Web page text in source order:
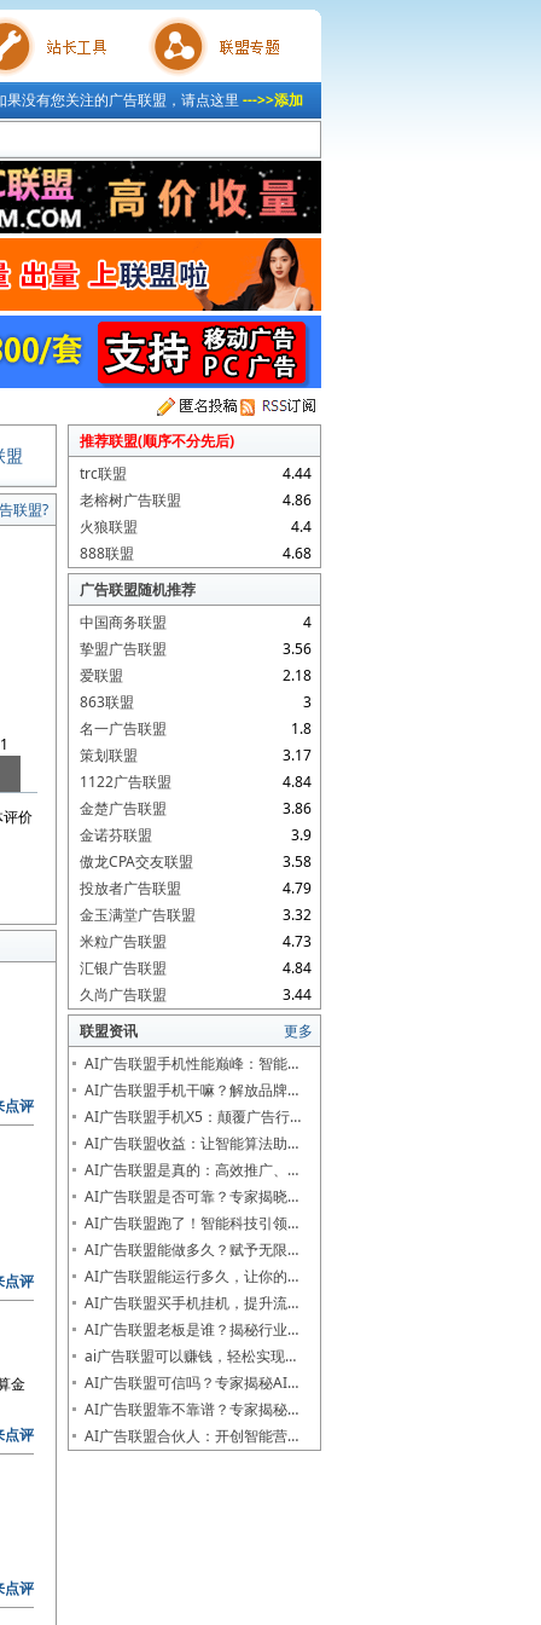
联盟专题
没有您关注的广告联盟，请点这里 --->>添加
盟
联盟?
1
评价
点评
点评
金
点评
点评
推荐联盟(顺序不分先后)
4.44
trc联盟
4.86
老榕树广告联盟
4.4
火狼联盟
4.68
888联盟
广告联盟随机推荐
4
中国商务联盟
3.56
挚盟广告联盟
2.18
爱联盟
3
863联盟
1.8
名一广告联盟
3.17
策划联盟
4.84
1122广告联盟
3.86
金楚广告联盟
3.9
金诺芬联盟
3.58
傲龙CPA交友联盟
4.79
投放者广告联盟
3.32
金玉满堂广告联盟
4.73
米粒广告联盟
4.84
汇银广告联盟
3.44
久尚广告联盟
更多
联盟资讯
AI广告联盟手机性能巅峰：智能…
AI广告联盟手机干嘛？解放品牌…
AI广告联盟手机X5：颠覆广告行…
AI广告联盟收益：让智能算法助…
AI广告联盟是真的：高效推广、…
AI广告联盟是否可靠？专家揭晓…
AI广告联盟跑了！智能科技引领…
AI广告联盟能做多久？赋予无限…
AI广告联盟能运行多久，让你的…
AI广告联盟买手机挂机，提升流…
AI广告联盟老板是谁？揭秘行业…
ai广告联盟可以赚钱，轻松实现…
AI广告联盟可信吗？专家揭秘AI…
AI广告联盟靠不靠谱？专家揭秘…
AI广告联盟合伙人：开创智能营…